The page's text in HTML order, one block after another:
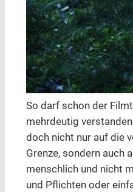
So darf schon der
mehrdeutig
doch nicht nur auf die
Grenze, sondern auch
menschlich und nicht
und Pflichten oder